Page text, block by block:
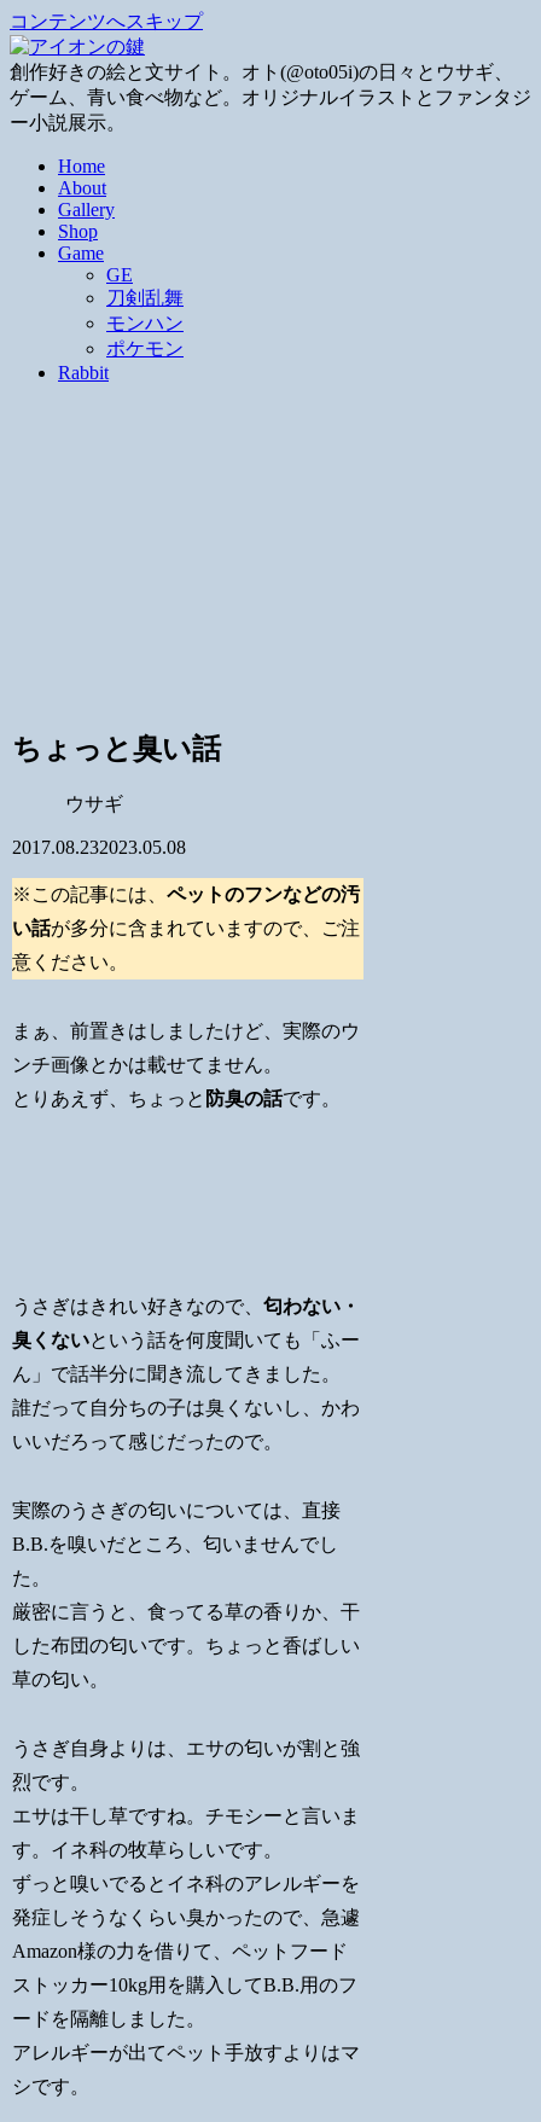
コンテンツへスキップ
創作好きの絵と文サイト。オト(@oto05i)の日々とウサギ、
ゲーム、青い食べ物など。オリジナルイラストとファンタジ
ー小説展示。
Home
About
Gallery
Shop
Game
GE
刀剣乱舞
モンハン
ポケモン
Rabbit
ちょっと臭い話
ウサギ
2017.08.232023.05.08
※この記事には、ペットのフンなどの汚
い話が多分に含まれていますので、ご注
意ください。
まぁ、前置きはしましたけど、実際のウ
ンチ画像とかは載せてません。
とりあえず、ちょっと 防臭の話です。
うさぎはきれい好きなので、匂わない・
臭くないという話を何度聞いても「ふー
ん」で話半分に聞き流してきました。
誰だって自分ちの子は臭くないし、かわ
いいだろって感じだったので。
実際のうさぎの匂いについては、直接
B.B.を嗅いだところ、匂いませんでし
た。
厳密に言うと、食ってる草の香りか、干
した布団の匂いです。ちょっと香ばしい
草の匂い。
うさぎ自身よりは、エサの匂いが割と強
烈です。
エサは干し草ですね。チモシーと言いま
す。イネ科の牧草らしいです。
ずっと嗅いでるとイネ科のアレルギーを
発症しそうなくらい臭かったので、急遽
Amazon様の力を借りて、ペットフード
ストッカー10kg用を購入してB.B.用のフ
ードを隔離しました。
アレルギーが出てペット手放すよりはマ
シです。